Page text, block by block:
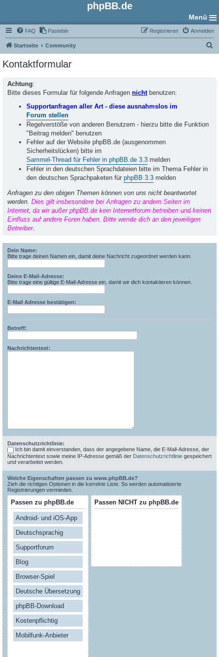
phpBB.de
Menü
FAQ Pastebin Anmelden
Registrieren
Startseite Community
Kontaktformular
Achtung:
Bitte dieses Formular für folgende Anfragen nichtbenutzen:
Supportanfragen aller Art - diese ausnahmslos im
Forum stellen
Regelverstöße von anderen Benutzern - hierzu bitte die Funktion
"Beitrag melden" benutzen
Fehler auf der Website phpBB.de (ausgenommen
Sicherheitslücken) bitte im
Sammel-Thread für Fehler in phpBB.de 3.3 melden
Fehler in den deutschen Sprachdateien bitte im Thema Fehler in
den deutschen Sprachpaketen für phpBB 3.3 melden
Anfragen zu den obigen Themen können von uns nicht beantwortet
werden. Dies gilt insbesondere bei Anfragen zu andern Seiten im
Internet, da wir außer phpBB.de kein Internetforum betreiben und keinen
Einfluss auf andere Foren haben. Bitte wende dich an den jeweiligen
Betreiber.
Dein Name:
Bitte trage deinen Namen ein, damit deine Nachricht zugeordnet werden kann.
Deine E-Mail-Adresse:
Bitte trage eine gültige E-Mail-Adresse ein, damit wir dich kontaktieren können.
E-Mail Adresse bestätigen:
Betreff:
Nachrichtentext:
Datenschutzrichtlinie:
Ich bin damit einverstanden, dass der angegebene Name, die E-Mail-Adresse, der
Nachrichtentext sowie meine IP-Adresse gemäß der Datenschutzrichtlinie gespeichert
und verarbeitet werden.
Welche Eigenschaften passen zu www.phpBB.de?
Zieh die richtigen Optionen in die korrekte Liste. So werden automatisierte
Registrierungen vermieden.
Passen zu phpBB.de
Android- und iOS-App
Deutschsprachig
Supportforum
Blog
Browser-Spiel
Deutsche Übersetzung
phpBB-Download
Kostenpflichtig
Mobilfunk-Anbieter
Passen NICHT zu phpBB.de